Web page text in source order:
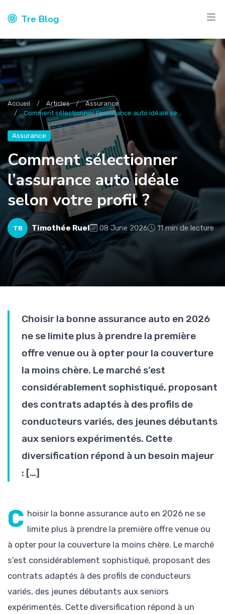
Tre Blog
Accueil Articles
Assurance
Comment sélectionner l’assurance auto idéale se...
Assurance
Comment sélectionner
l’assurance auto idéale
selon votre profil ?
TR Timothée Ruel 08 June 2026 11 min de lecture
Choisir la bonne assurance auto en 2026
ne se limite plus à prendre la première
offre venue ou à opter pour la couverture
la moins chère. Le marché s’est
considérablement sophistiqué, proposant
des contrats adaptés à des profils de
conducteurs variés, des jeunes débutants
aux seniors expérimentés. Cette
diversification répond à un besoin majeur
: […]
C hoisir la bonne assurance auto en 2026 ne se
limite plus à prendre la première offre venue ou
à opter pour la couverture la moins chère. Le marché
s’est considérablement sophistiqué, proposant des
contrats adaptés à des profils de conducteurs
variés, des jeunes débutants aux seniors
expérimentés. Cette diversification répond à un